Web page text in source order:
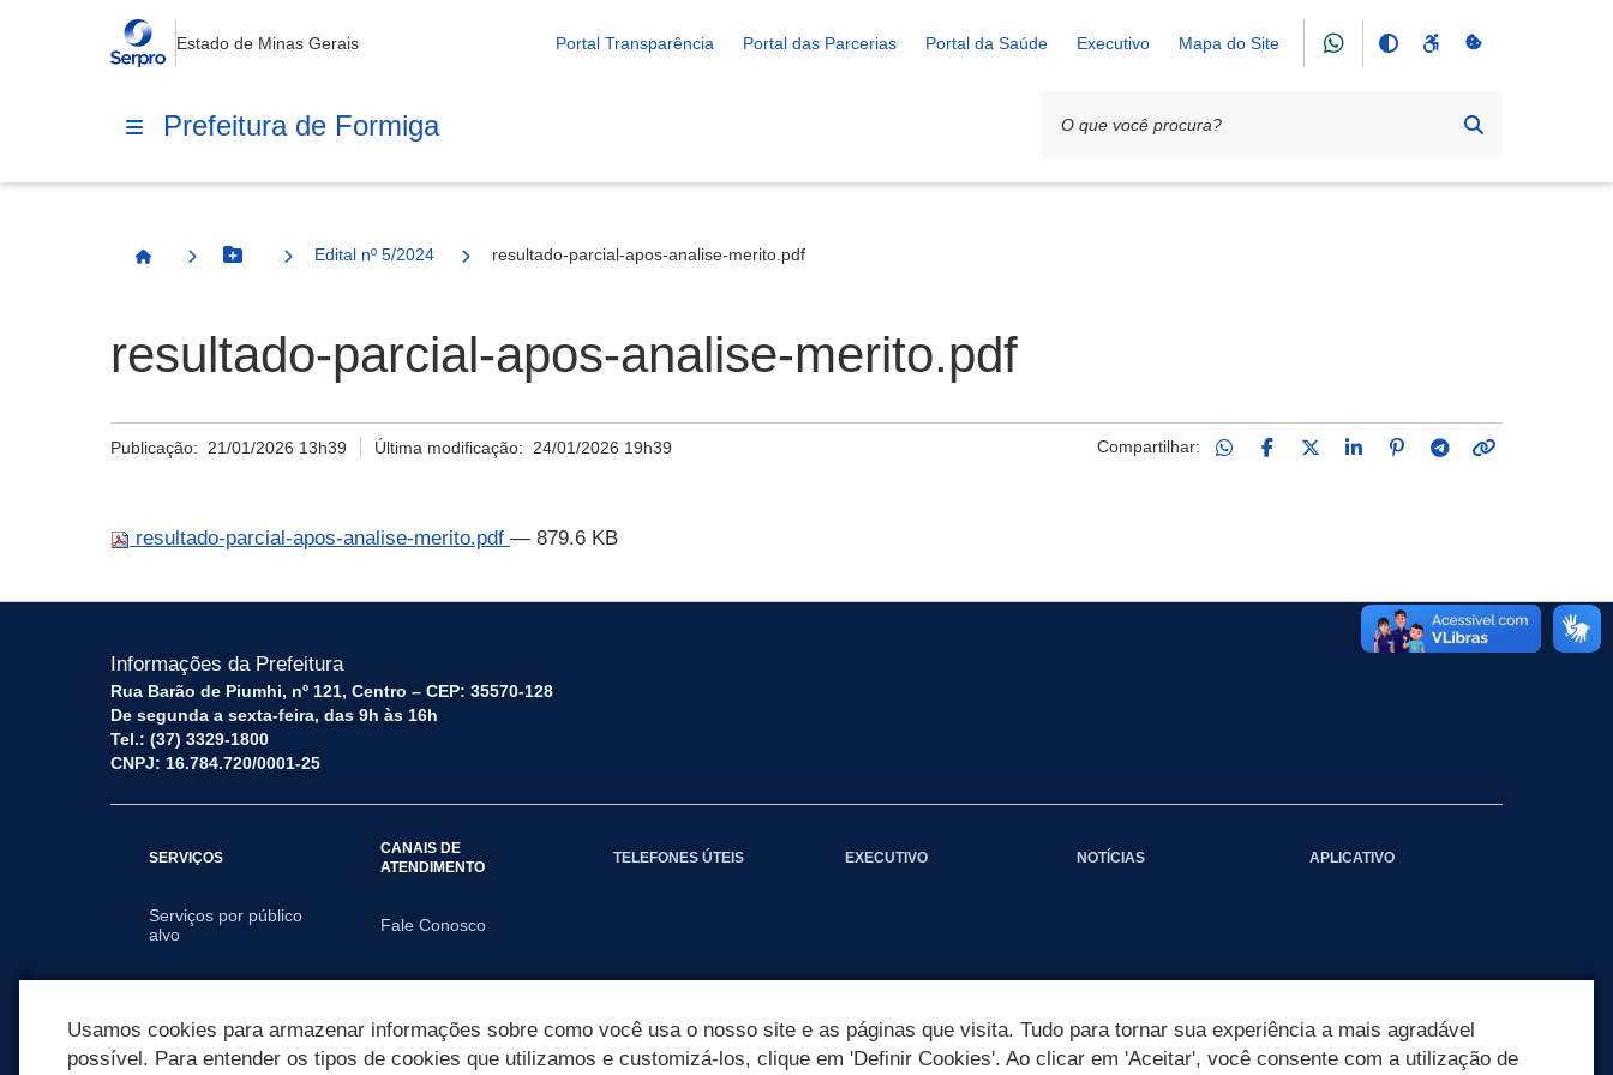
Estado de Minas Gerais Portal Transparência Portal das Parcerias Portal da Saúde Executivo Mapa do Site
Prefeitura de Formiga
Página InicialBotão Menu
Edital nº 5/2024 resultado-parcial-apos-analise-merito.pdf
resultado-parcial-apos-analise-merito.pdf
Publicação: 21/01/2026 13h39 Última modificação: 24/01/2026 19h39 Compartilhar:
resultado-parcial-apos-analise-merito.pdf — 879.6 KB
Informações da Prefeitura
Rua Barão de Piumhi, nº 121, Centro – CEP: 35570-128
De segunda a sexta-feira, das 9h às 16h
Tel.: (37) 3329-1800
CNPJ: 16.784.720/0001-25
SERVIÇOS
Serviços por público
alvo
CANAIS DE
ATENDIMENTO
Fale Conosco
TELEFONES ÚTEIS EXECUTIVO NOTÍCIAS APLICATIVO
Usamos cookies para armazenar informações sobre como você usa o nosso site e as páginas que visita. Tudo para tornar sua experiência a mais agradável
possível. Para entender os tipos de cookies que utilizamos e customizá-los, clique em 'Definir Cookies'. Ao clicar em 'Aceitar', você consente com a utilização de